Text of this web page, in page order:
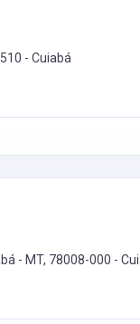
510 -Cuiabá
- MT, 78008-000 -